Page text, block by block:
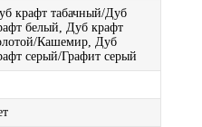
крафт табачный/Дуб
белый, Дуб крафт
Кашемир, Дуб
серый/Графит серый